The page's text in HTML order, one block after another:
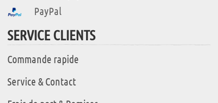
PayPal
SERVICE CLIENTS
Commande rapide
Service & Contact